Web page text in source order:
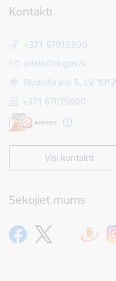
Kontakti
+371 67913300
E-pasts:
pasts@rs.gov.lv
Rūdolfa iela 5, LV 1012
+371 67075600
Visi kontakti
Sekojiet mums